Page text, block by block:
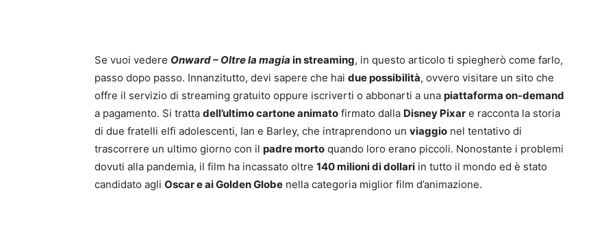
Se vuoi vedere Onward – Oltre la magia in streaming, in questo articolo ti spiegherò come farlo,
passo dopo passo. Innanzitutto, devi sapere che hai due possibilità, ovvero visitare un sito che
offre il servizio di streaming gratuito oppure iscriverti o abbonarti a una piattaforma on-demand
a pagamento. Si tratta dell’ultimo cartone animato firmato dalla Disney Pixar e racconta la storia
di due fratelli elfi adolescenti, Ian e Barley, che intraprendono un viaggio nel tentativo di
trascorrere un ultimo giorno con il padre morto quando loro erano piccoli. Nonostante i problemi
dovuti alla pandemia, il film ha incassato oltre 140 milioni di dollari in tutto il mondo ed è stato
candidato agli Oscar e ai Golden Globe nella categoria miglior film d’animazione.